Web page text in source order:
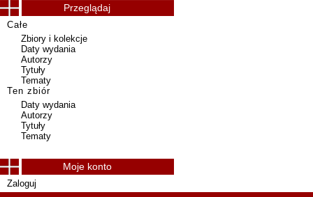
Przeglądaj
Całe
Zbiory i kolekcje
Daty wydania
Autorzy
Tytuły
Tematy
Ten zbiór
Daty wydania
Autorzy
Tytuły
Tematy
Moje konto
Zaloguj